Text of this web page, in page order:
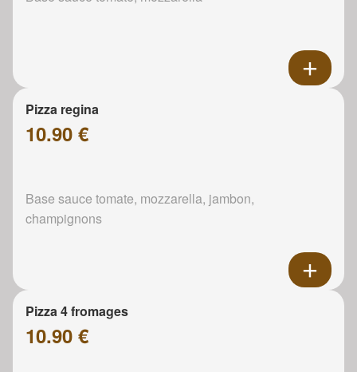
Pizza regina
10.90 €
Base sauce tomate, mozzarella, jambon,
champignons
Pizza 4 fromages
10.90 €